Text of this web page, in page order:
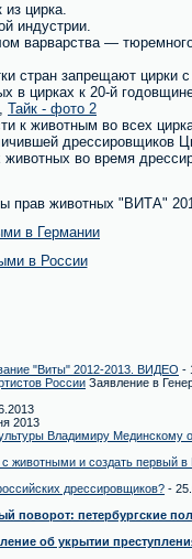
из цирка.
индустрии.
варварства —
стран запрещают цирки
в цирках к 20-й
, Тайк - фото 2
к животным во всех
дрессировщиков
во время
прав животных "ВИТА"
в Германии
в России
"Виты" 2012-2013. ВИДЕО -
России Заявление в
2013
Владимиру Мединскому
животными и создать первый в
дрессировщиков? -
поворот: петербургские
об укрытии